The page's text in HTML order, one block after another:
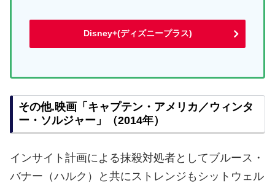
Disney+(ディズニープラス)
その他.映画「キャプテン・アメリカ／ウィンタ
ー・ソルジャー」（2014年）
インサイト計画による抹殺対処者としてブルース・
バナー（ハルク）と共にストレンジもシットウェル